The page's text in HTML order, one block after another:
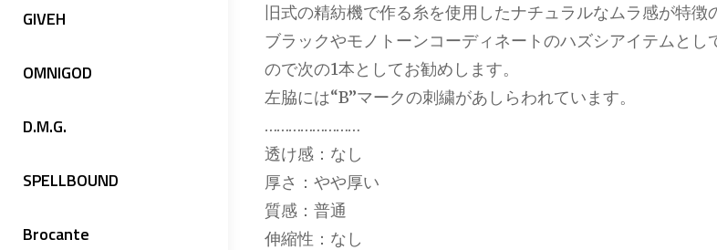
GIVEH
OMNIGOD
D.M.G.
SPELLBOUND
Brocante
旧式の精紡機で作る糸を使用したナチュラルなムラ感が特徴
ブラックやモノトーンコーディネートのハズシアイテムとし
ので次の1本としてお勧めします。
左脇には“B”マークの刺繍があしらわれています。
……………………
透け感：なし
厚さ：やや厚い
質感：普通
伸縮性：なし